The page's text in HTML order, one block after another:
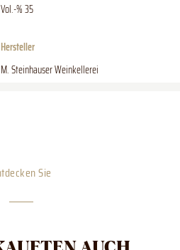
Vol.-% 35
Hersteller
M. Steinhauser Weinkellerei
Sie